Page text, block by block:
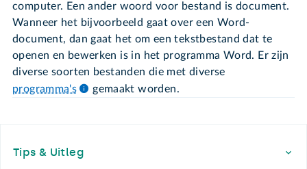
computer. Een ander woord voor bestand is document.
Wanneer het bijvoorbeeld gaat over een Word-
document, dan gaat het om een tekstbestand dat te
openen en bewerken is in het programma Word. Er zijn
diverse soorten bestanden die met diverse
programma's
gemaakt worden.
Tips & Uitleg